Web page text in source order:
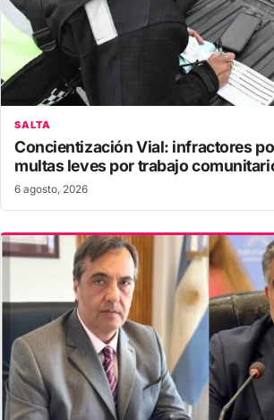
SALTA
Concientización Vial: infractores
multas leves por trabajo
6 agosto, 2026